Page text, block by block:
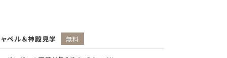
ペル＆神殿見学 無料